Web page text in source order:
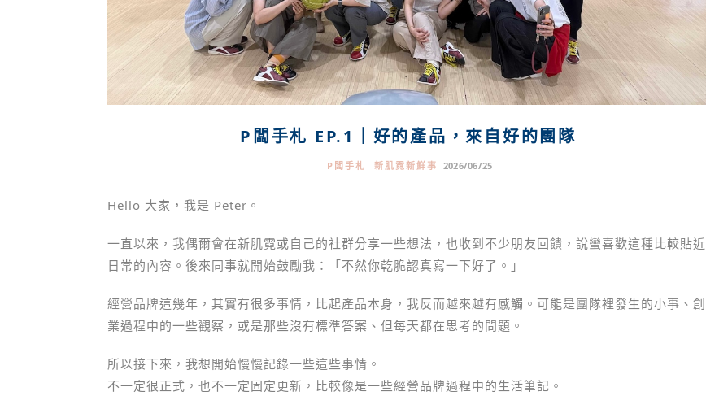
P闆手札 EP.1｜好的產品，來自好的團隊
P闆手札 新肌霓新鮮事 2026/06/25
Hello 大家，我是 Peter。
一直以來，我偶爾會在新肌霓或自己的社群分享一些想法，也收到不少朋友回饋，說蠻喜歡這種比較貼近
日常的內容。後來同事就開始鼓勵我：「不然你乾脆認真寫一下好了。」
經營品牌這幾年，其實有很多事情，比起產品本身，我反而越來越有感觸。可能是團隊裡發生的小事、創
業過程中的一些觀察，或是那些沒有標準答案、但每天都在思考的問題。
所以接下來，我想開始慢慢記錄一些這些事情。
不一定很正式，也不一定固定更新，比較像是一些經營品牌過程中的生活筆記。